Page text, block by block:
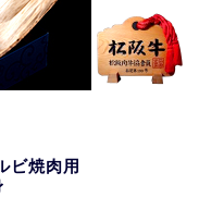
ビ焼肉用